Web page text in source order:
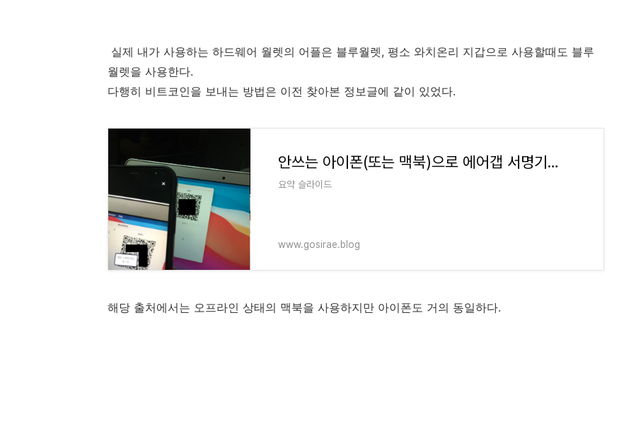
실제 내가 사용하는 하드웨어 월렛의 어플은 블루월렛, 평소 와치온리 지갑으로 사용할때도 블루
월렛을 사용한다.
다행히 비트코인을 보내는 방법은 이전 찾아본 정보글에 같이 있었다.
안쓰는 아이폰(또는 맥북)으로 에어갭 서명기기 만들기
요약 슬라이드
www.gosirae.blog
해당 출처에서는 오프라인 상태의 맥북을 사용하지만 아이폰도 거의 동일하다.